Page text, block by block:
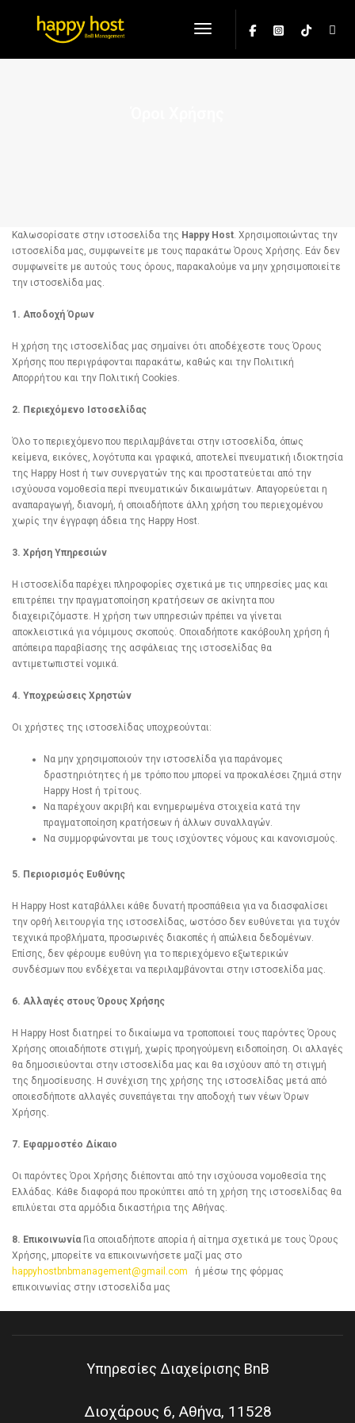
Toggle Navigation
Καλωσορίσατε στην ιστοσελίδα της Happy Host. Χρησιμοποιώντας την
ιστοσελίδα μας, συμφωνείτε με τους παρακάτω Όρους Χρήσης. Εάν δεν
συμφωνείτε με αυτούς τους όρους, παρακαλούμε να μην χρησιμοποιείτε
την ιστοσελίδα μας.
1. Αποδοχή Όρων
Η χρήση της ιστοσελίδας μας σημαίνει ότι αποδέχεστε τους Όρους
Χρήσης που περιγράφονται παρακάτω, καθώς και την Πολιτική
Απορρήτου και την Πολιτική Cookies.
2. Περιεχόμενο Ιστοσελίδας
Όλο το περιεχόμενο που περιλαμβάνεται στην ιστοσελίδα, όπως
κείμενα, εικόνες, λογότυπα και γραφικά, αποτελεί πνευματική ιδιοκτησία
της Happy Host ή των συνεργατών της και προστατεύεται από την
ισχύουσα νομοθεσία περί πνευματικών δικαιωμάτων. Απαγορεύεται η
αναπαραγωγή, διανομή, ή οποιαδήποτε άλλη χρήση του περιεχομένου
χωρίς την έγγραφη άδεια της Happy Host.
3. Χρήση Υπηρεσιών
Η ιστοσελίδα παρέχει πληροφορίες σχετικά με τις υπηρεσίες μας και
επιτρέπει την πραγματοποίηση κρατήσεων σε ακίνητα που
διαχειριζόμαστε. Η χρήση των υπηρεσιών πρέπει να γίνεται
αποκλειστικά για νόμιμους σκοπούς. Οποιαδήποτε κακόβουλη χρήση ή
απόπειρα παραβίασης της ασφάλειας της ιστοσελίδας θα
αντιμετωπιστεί νομικά.
4. Υποχρεώσεις Χρηστών
Οι χρήστες της ιστοσελίδας υποχρεούνται:
Να μην χρησιμοποιούν την ιστοσελίδα για παράνομες
δραστηριότητες ή με τρόπο που μπορεί να προκαλέσει ζημιά στην
Happy Host ή τρίτους.
Να παρέχουν ακριβή και ενημερωμένα στοιχεία κατά την
πραγματοποίηση κρατήσεων ή άλλων συναλλαγών.
Να συμμορφώνονται με τους ισχύοντες νόμους και κανονισμούς.
5. Περιορισμός Ευθύνης
Η Happy Host καταβάλλει κάθε δυνατή προσπάθεια για να διασφαλίσει
την ορθή λειτουργία της ιστοσελίδας, ωστόσο δεν ευθύνεται για τυχόν
τεχνικά προβλήματα, προσωρινές διακοπές ή απώλεια δεδομένων.
Επίσης, δεν φέρουμε ευθύνη για το περιεχόμενο εξωτερικών
συνδέσμων που ενδέχεται να περιλαμβάνονται στην ιστοσελίδα μας.
6. Αλλαγές στους Όρους Χρήσης
Η Happy Host διατηρεί το δικαίωμα να τροποποιεί τους παρόντες Όρους
Χρήσης οποιαδήποτε στιγμή, χωρίς προηγούμενη ειδοποίηση. Οι αλλαγές
θα δημοσιεύονται στην ιστοσελίδα μας και θα ισχύουν από τη στιγμή
της δημοσίευσης. Η συνέχιση της χρήσης της ιστοσελίδας μετά από
οποιεσδήποτε αλλαγές συνεπάγεται την αποδοχή των νέων Όρων
Χρήσης.
7. Εφαρμοστέο Δίκαιο
Οι παρόντες Όροι Χρήσης διέπονται από την ισχύουσα νομοθεσία της
Ελλάδας. Κάθε διαφορά που προκύπτει από τη χρήση της ιστοσελίδας θα
επιλύεται στα αρμόδια δικαστήρια της Αθήνας.
8. ΕπικοινωνίαΓια οποιαδήποτε απορία ή αίτημα σχετικά με τους Όρους
Χρήσης, μπορείτε να επικοινωνήσετε μαζί μας στο
happyhostbnbmanagement@gmail.com ή μέσω της φόρμας
επικοινωνίας στην ιστοσελίδα μας
Υπηρεσίες Διαχείρισης BnB
Διοχάρους 6, Αθήνα, 11528